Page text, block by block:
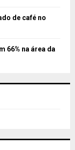
de café no
66% na área da